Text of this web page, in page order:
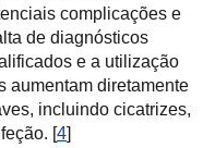
complicações e
de diagnósticos
e a utilização
aumentam diretamente
incluindo cicatrizes,
[4]